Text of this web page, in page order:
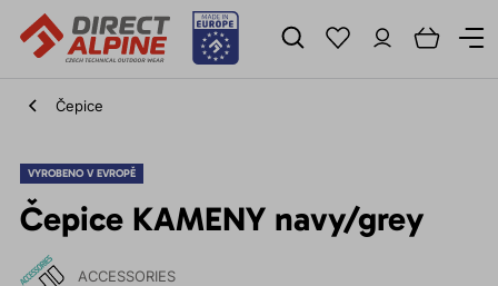
Čepice
VYROBENO V EVROPĚ
Čepice KAMENY navy/grey
ACCESSORIES